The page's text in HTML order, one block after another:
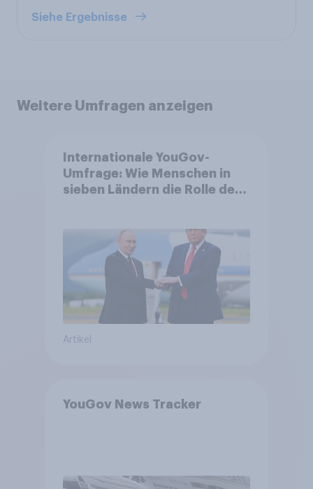
Siehe Ergebnisse
Weitere Umfragen anzeigen
Internationale YouGov-
Umfrage: Wie Menschen in
sieben Ländern die Rolle der
Bedrohungen und Bündnisse
bewerten
Artikel
YouGov News Tracker